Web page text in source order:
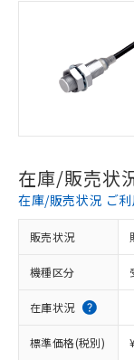
在庫/販売状
在庫/販売状況 ご
販売状況
機種区分
在庫状況
標準価格(税別)